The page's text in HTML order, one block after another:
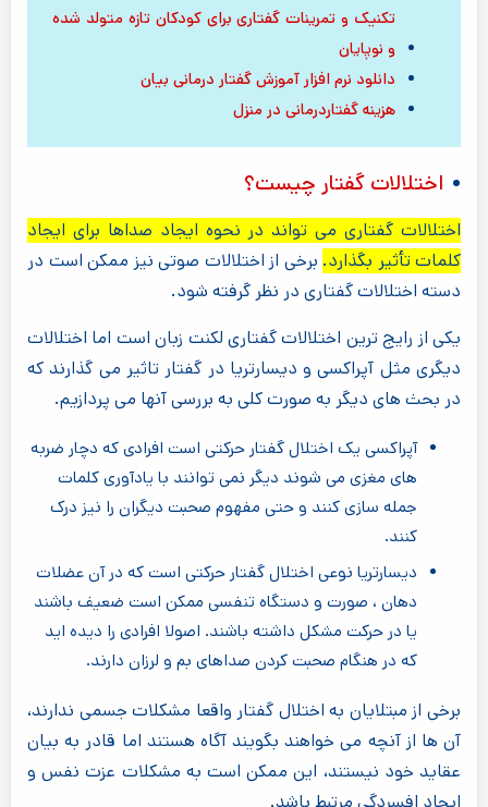
تکنیک و تمرینات گفتاری برای کودکان تازه متولد شده
و نوپایان
دانلود نرم افزار آموزش گفتار درمانی بیان
هزینه گفتاردرمانی در منزل
اختلالات گفتار چیست؟
اختلالات گفتاری می تواند در نحوه ایجاد صداها برای ایجاد
کلمات تأثیر بگذارد. برخی از اختلالات صوتی نیز ممکن است در
دسته اختلالات گفتاری در نظر گرفته شود.
یکی از رایج ترین اختلالات گفتاری لکنت زبان است اما اختلالات
دیگری مثل آپراکسی و دیسارتریا در گفتار تاثیر می گذارند که
در بحث های دیگر به صورت کلی به بررسی آنها می پردازیم.
آپراکسی یک اختلال گفتار حرکتی است افرادی که دچار ضربه
های مغزی می شوند دیگر نمی توانند با یادآوری کلمات
جمله سازی کنند و حتی مفهوم صحبت دیگران را نیز درک
کنند.
دیسارتریا نوعی اختلال گفتار حرکتی است که در آن عضلات
دهان ، صورت و دستگاه تنفسی ممکن است ضعیف باشند
یا در حرکت مشکل داشته باشند. اصولا افرادی را دیده اید
که در هنگام صحبت کردن صداهای بم و لرزان دارند.
برخی از مبتلایان به اختلال گفتار واقعا مشکلات جسمی ندارند،
آن ها از آنچه می خواهند بگویند آگاه هستند اما قادر به بیان
عقاید خود نیستند، این ممکن است به مشکلات عزت نفس و
ایجاد افسردگی مرتبط باشد.